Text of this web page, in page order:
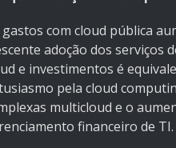
gastos com cloud pública
adoção dos serviços
e investimentos é
pela cloud
multicloud e o
financeiro de TI.